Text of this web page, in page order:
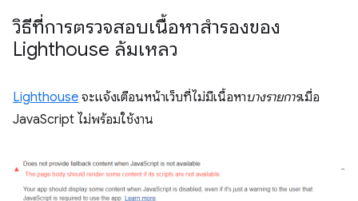
วิธีที่การตรวจสอบเนื้อหาสำรองของ
Lighthouse ล้มเหลว
Lighthouse จะแจ้งเตือนหน้าเว็บที่ไม่มีเนื้อหาบางรายการเมื่อ
JavaScript ไม่พร้อมใช้งาน